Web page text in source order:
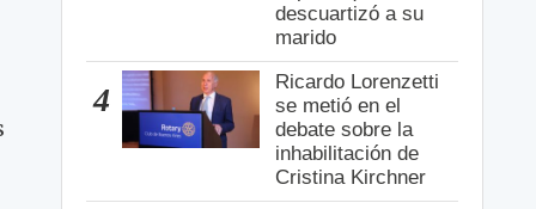
descuartizó a su
marido
4
Ricardo Lorenzetti
se metió en el
debate sobre la
inhabilitación de
Cristina Kirchner